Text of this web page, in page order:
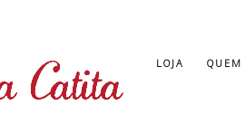
LOJA QUEM